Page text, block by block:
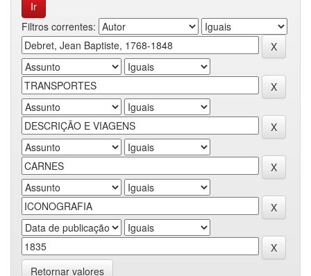
Filtros correntes:
Retornar valores